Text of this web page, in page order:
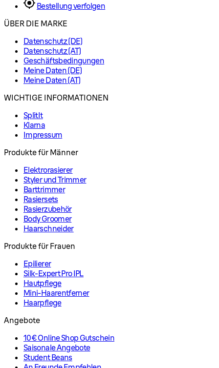
Bestellung verfolgen
ÜBER DIE MARKE
Datenschutz (DE)
Datenschutz (AT)
Geschäftsbedingungen
Meine Daten (DE)
Meine Daten (AT)
WICHTIGE INFORMATIONEN
SplitIt
Klarna
Impressum
Produkte für Männer
Elektrorasierer
Styler und Trimmer
Barttrimmer
Rasiersets
Rasierzubehör
Body Groomer
Haarschneider
Produkte für Frauen
Epilierer
Silk-Expert Pro IPL
Hautpflege
Mini-Haarentferner
Haarpflege
Angebote
10€ Online Shop Gutschein
Saisonale Angebote
Student Beans